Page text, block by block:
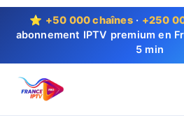
⭐ +50 000 chaînes· +250
abonnement IPTV premium en
5 min